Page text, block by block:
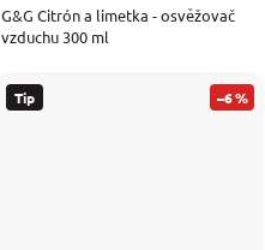
G&G Citrón a limetka - osvěžovač
vzduchu 300 ml
Tip –6 %